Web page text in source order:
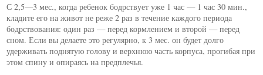
С 2,5—3 мес., когда ребенок бодрствует уже 1 час — 1 час 30 мин.,
кладите его на живот не реже 2 раз в течение каждого периода
бодрствования: один раз — перед кормлением и второй — перед
сном. Если вы делаете это регулярно, к 3 мес. он будет долго
удерживать поднятую голову и верхнюю часть корпуса, прогибая при
этом спину и опираясь на предплечья.